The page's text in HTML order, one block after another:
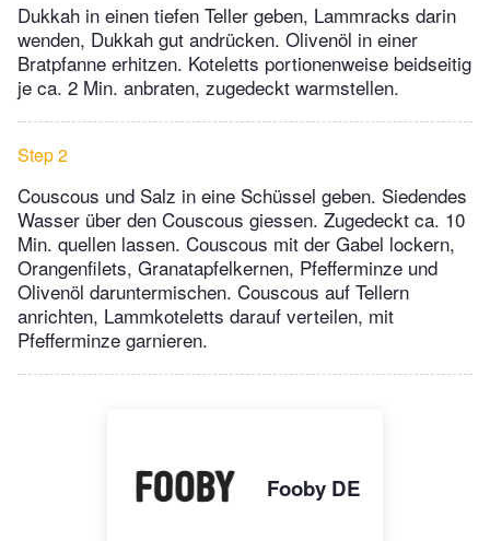
Dukkah in einen tiefen Teller geben, Lammracks darin
wenden, Dukkah gut andrücken. Olivenöl in einer
Bratpfanne erhitzen. Koteletts portionenweise beidseitig
je ca. 2 Min. anbraten, zugedeckt warmstellen.
Step 2
Couscous und Salz in eine Schüssel geben. Siedendes
Wasser über den Couscous giessen. Zugedeckt ca. 10
Min. quellen lassen. Couscous mit der Gabel lockern,
Orangenfilets, Granatapfelkernen, Pfefferminze und
Olivenöl daruntermischen. Couscous auf Tellern
anrichten, Lammkoteletts darauf verteilen, mit
Pfefferminze garnieren.
Fooby DE